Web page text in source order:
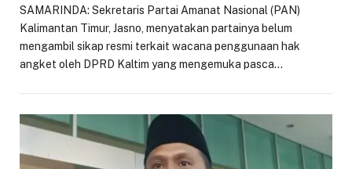
SAMARINDA: Sekretaris Partai Amanat Nasional (PAN)
Kalimantan Timur, Jasno, menyatakan partainya belum
mengambil sikap resmi terkait wacana penggunaan hak
angket oleh DPRD Kaltim yang mengemuka pasca…